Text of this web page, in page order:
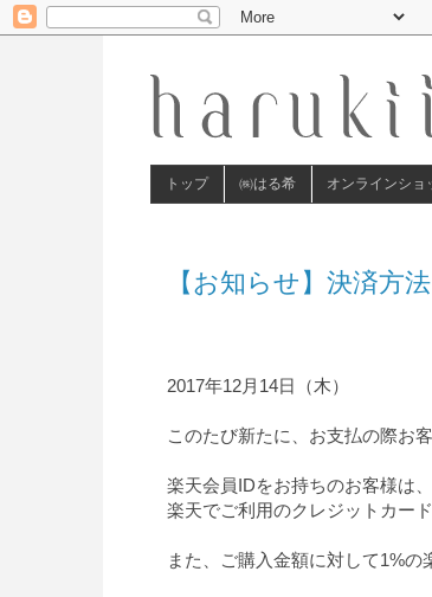
トップ ㈱はる希 オンラインショ
【お知らせ】決済方
2017年12月14日（木）
このたび新たに、お支払の際お
楽天会員IDをお持ちのお客様は
楽天でご利用のクレジットカー
また、ご購入金額に対して1%の